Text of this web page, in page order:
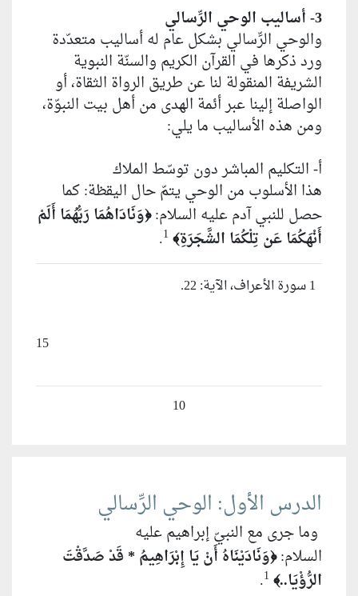
3- أساليب الوحي الرِّسالي
والوحي الرِّسالي بشكل عام له أساليب متعدّدة
ورد ذكرها في القرآن الكريم والسنّة النبوية
الشريفة المنقولة لنا عن طريق الرواة الثقاة، أو
الواصلة إلينا عبر أئمة الهدى من أهل بيت النبوّة،
ومن هذه الأساليب ما يلي:
أ- التكليم المباشر دون توسّط الملاك
هذا الأسلوب من الوحي يتمّ حال اليقظة: كما
حصل للنبي آدم عليه السلام:﴿وَنَادَاهُمَا رَبُّهُمَا أَلَمْ
أَنْهَكُمَا عَن تِلْكُمَا الشَّجَرَةِ﴾ 1
.
15
10
الدرس الأول: الوحي الرِّسالي
وما جرى مع النبيّ إبراهيم عليه
السلام:﴿وَنَادَيْنَاهُ أَنْ يَا إِبْرَاهِيمُ * قَدْ صَدَّقْتَ
الرُّؤْيَا..﴾ 1
.